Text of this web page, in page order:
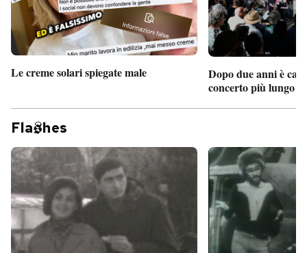
Le creme solari spiegate male
Dopo due anni è
concerto più lungo
Fla hes